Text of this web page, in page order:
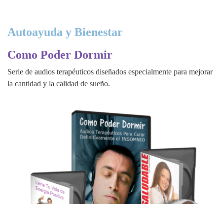
Autoayuda y Bienestar
Como Poder Dormir
Serie de audios terapéuticos diseñados especialmente para mejorar
la cantidad y la calidad de sueño.